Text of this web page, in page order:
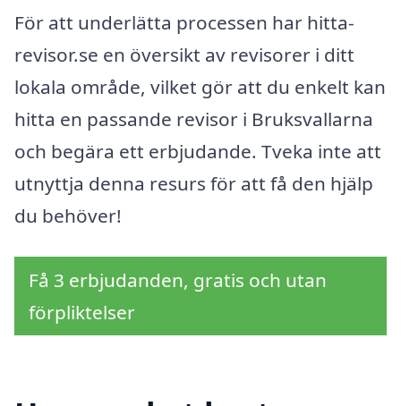
För att underlätta processen har hitta-
revisor.se en översikt av revisorer i ditt
lokala område, vilket gör att du enkelt kan
hitta en passande revisor i Bruksvallarna
och begära ett erbjudande. Tveka inte att
utnyttja denna resurs för att få den hjälp
du behöver!
Få 3 erbjudanden, gratis och utan
förpliktelser